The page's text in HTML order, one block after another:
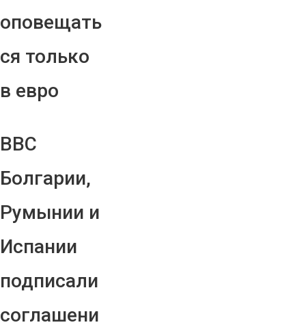
оповещать
ся только
в евро
ВВС
Болгарии,
Румынии и
Испании
подписали
соглашени